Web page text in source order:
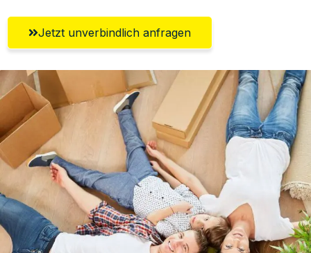
Jetzt unverbindlich anfragen